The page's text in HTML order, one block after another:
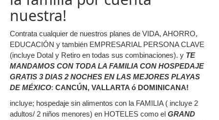
nuestra!
Contrata cualquier de nuestros planes de VIDA, AHORRO,
EDUCACIÓN y también EMPRESARIAL PERSONA CLAVE
(incluye Dotal y Retiro en todas sus combinaciones). y TE
MANDAMOS CON TODA LA FAMILIA CON HOSPEDAJE
GRATIS 3 DIAS 2 NOCHES EN LAS MEJORES PLAYAS
DE MÉXICO: CANCÚN, VALLARTA ó DOMINICANA!
incluye; hospedaje sin alimentos con la FAMILIA ( incluye 2
adultos/ 2 niños menores) en HOTELES como el GRAND